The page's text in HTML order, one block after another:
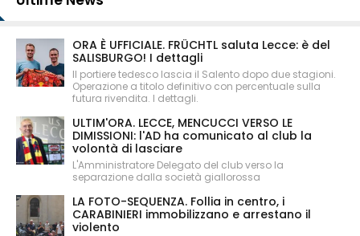
ORA È UFFICIALE. FRÜCHTL saluta Lecce: è del
SALISBURGO! I dettagli
Il portiere tedesco lascia il Salento dopo due stagioni.
Operazione a titolo definitivo con percentuale sulla
futura rivendita. I dettagli.
ULTIM'ORA. LECCE, MENCUCCI VERSO LE
DIMISSIONI: l'AD ha comunicato al club la
volontà di lasciare
L'Amministratore Delegato del club verso la
separazione dalla società giallorossa
LA FOTO-SEQUENZA. Follia in centro, i
CARABINIERI immobilizzano e arrestano il
violento